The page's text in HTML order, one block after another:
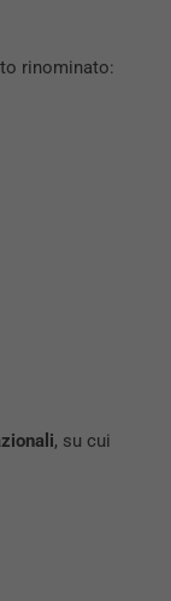
rinominato:
, su cui